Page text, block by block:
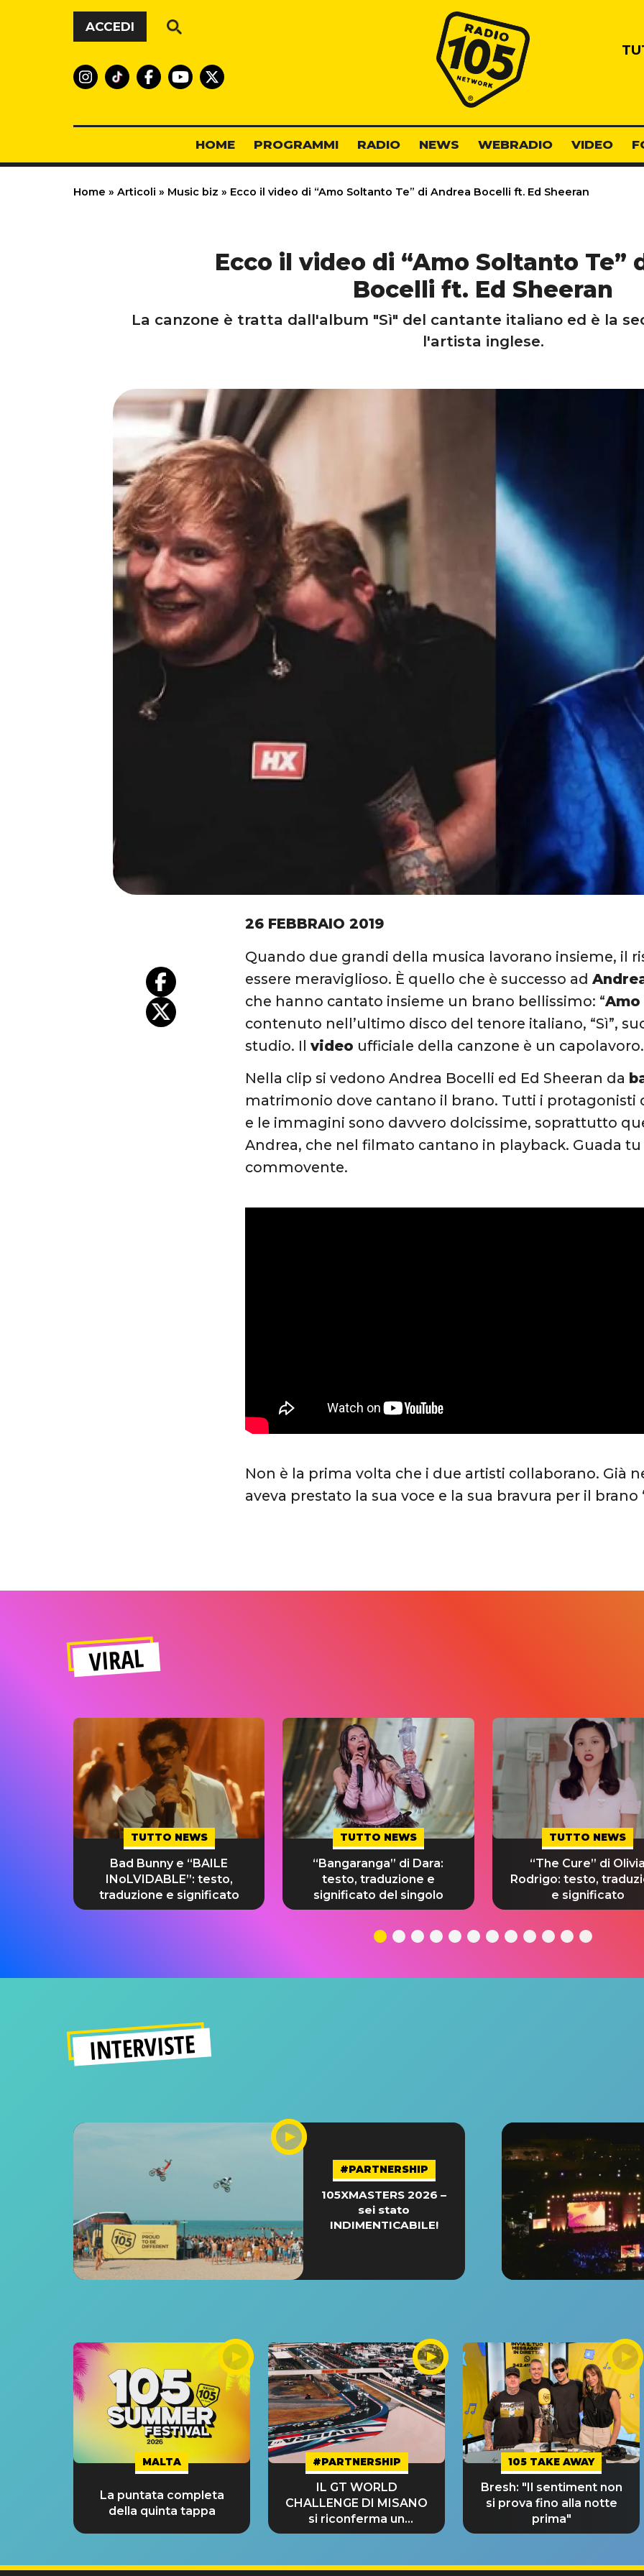
Vai al contenuto
ACCEDI
Radio 105
HOME PROGRAMMI RADIO NEWS WEBRADIO VIDEO
Home » Articoli » Music biz » Ecco il video di “Amo Soltanto Te” di Andrea Bocelli ft. Ed Sheeran
Ecco il video di “Amo Soltanto Te”
Bocelli ft. Ed Sheeran
La canzone è tratta dall'album "Sì" del cantante italiano ed è la
l'artista inglese.
26 FEBBRAIO 2019
Quando due grandi della musica lavorano insieme, il
essere meraviglioso. È quello che è successo ad
che hanno cantato insieme un brano bellissimo: “
contenuto nell’ultimo disco del tenore italiano, “Sì”,
studio. Ilvideo ufficiale della canzone è un capolavoro.
Nella clip si vedono Andrea Bocelli ed Ed Sheeran da
matrimonio dove cantano il brano. Tutti i protagonisti
e le immagini sono davvero dolcissime, soprattutto
Andrea, che nel filmato cantano in playback. Guada tu
commovente.
Non è la prima volta che i due artisti collaborano. Già
aveva prestato la sua voce e la sua bravura per il brano
VIRAL
TUTTO NEWS
Bad Bunny e “BAILE
INoLVIDABLE”: testo,
traduzione e significato
TUTTO NEWS
“Bangaranga” di Dara:
testo, traduzione e
significato del singolo
TUTTO NEWS
“The Cure” di Olivia
Rodrigo: testo,
e significato
INTERVISTE
#PARTNERSHIP
105XMASTERS 2026 –
sei stato
INDIMENTICABILE!
MALTA
La puntata completa
della quinta tappa
#PARTNERSHIP
IL GT WORLD
CHALLENGE DI MISANO
si riconferma un
GRANDE SUCCESSO!
105 TAKE AWAY
Bresh: "Il sentiment non
si prova fino alla notte
prima"